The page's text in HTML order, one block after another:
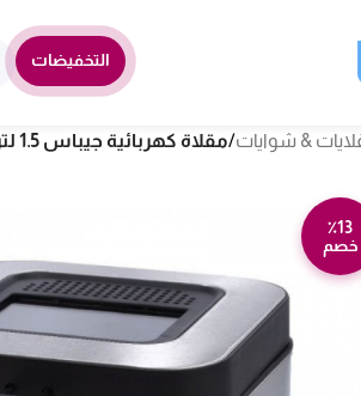
التخفيضات
& شوايات/مقلاة كهربائية جيباس 1.5 لتر – ستيل GDF36016
SOLD
٪13
خصم